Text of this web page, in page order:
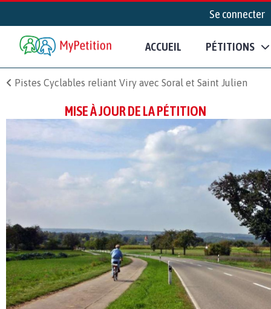
Se connecter
ACCUEIL PÉTITIONS
Pistes Cyclables reliant Viry avec Soral et Saint Julien
MISE À JOUR DE LA PÉTITION